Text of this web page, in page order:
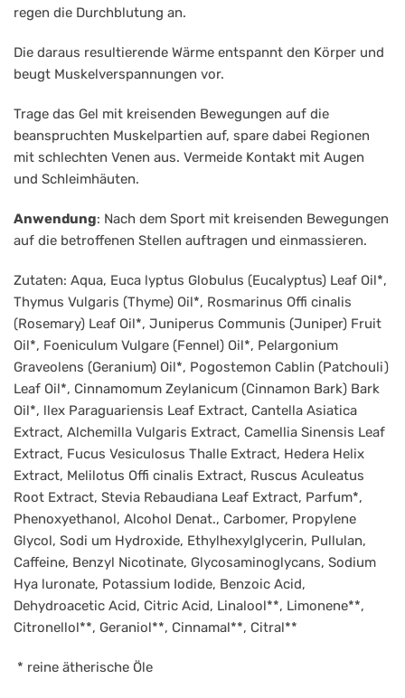
regen die Durchblutung an.
Die daraus resultierende Wärme entspannt den Körper und
beugt Muskelverspannungen vor.
Trage das Gel mit kreisenden Bewegungen auf die
beanspruchten Muskelpartien auf, spare dabei Regionen
mit schlechten Venen aus. Vermeide Kontakt mit Augen
und Schleimhäuten.
Anwendung: Nach dem Sport mit kreisenden Bewegungen
auf die betroffenen Stellen auftragen und einmassieren.
Zutaten: Aqua, Euca lyptus Globulus (Eucalyptus) Leaf Oil*,
Thymus Vulgaris (Thyme) Oil*, Rosmarinus Offi cinalis
(Rosemary) Leaf Oil*, Juniperus Communis (Juniper) Fruit
Oil*, Foeniculum Vulgare (Fennel) Oil*, Pelargonium
Graveolens (Geranium) Oil*, Pogostemon Cablin (Patchouli)
Leaf Oil*, Cinnamomum Zeylanicum (Cinnamon Bark) Bark
Oil*, llex Paraguariensis Leaf Extract, Cantella Asiatica
Extract, Alchemilla Vulgaris Extract, Camellia Sinensis Leaf
Extract, Fucus Vesiculosus Thalle Extract, Hedera Helix
Extract, Melilotus Offi cinalis Extract, Ruscus Aculeatus
Root Extract, Stevia Rebaudiana Leaf Extract, Parfum*,
Phenoxyethanol, Alcohol Denat., Carbomer, Propylene
Glycol, Sodi um Hydroxide, Ethylhexylglycerin, Pullulan,
Caffeine, Benzyl Nicotinate, Glycosaminoglycans, Sodium
Hya luronate, Potassium Iodide, Benzoic Acid,
Dehydroacetic Acid, Citric Acid, Linalool**, Limonene**,
Citronellol**, Geraniol**, Cinnamal**, Citral**
* reine ätherische Öle